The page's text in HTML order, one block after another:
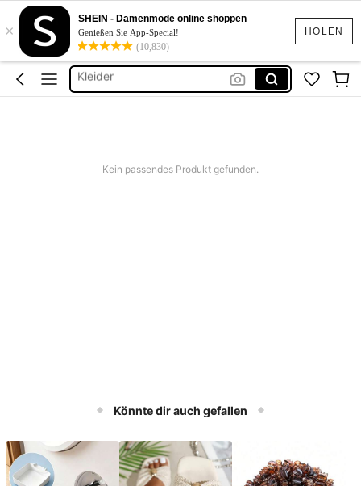
HOLEN
×
SHEIN - Damenmode online shoppen
Genießen Sie App-Special!
(10,830)
Sommerkleider Für Damen
Bikini
Kleider
Sommer Kleider
Kein passendes Produkt gefunden.
Könnte dir auch gefallen